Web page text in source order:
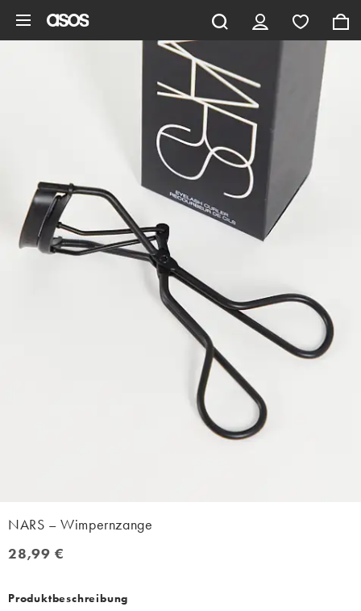
NARS – Wimpernzange
28,99 €
28,99 €
Produktbeschreibung